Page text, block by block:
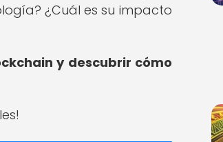
¿Cuál es su impacto
y descubrir cómo